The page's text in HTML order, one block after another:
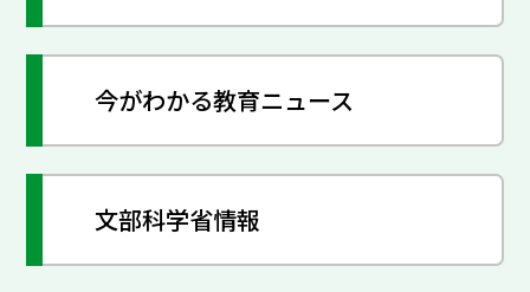
今がわかる教育ニュース
文部科学省情報